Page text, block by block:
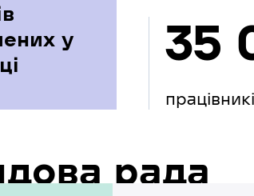
у
35
рада